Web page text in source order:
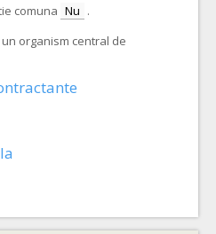
comuna Nu .
organism central de